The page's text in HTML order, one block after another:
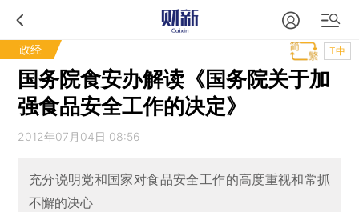
政经 T中
国务院食安办解读《国务院关于加
强食品安全工作的决定》
2012年07月04日 08:56
充分说明党和国家对食品安全工作的高度重视和常抓
不懈的决心